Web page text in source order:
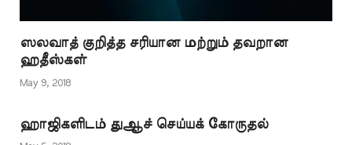
ஸலவாத் குறித்த சரியான மற்றும் தவறான
ஹதீஸ்கள்
May 9, 2018
ஹாஜிகளிடம் துஆச் செய்யக் கோருதல்